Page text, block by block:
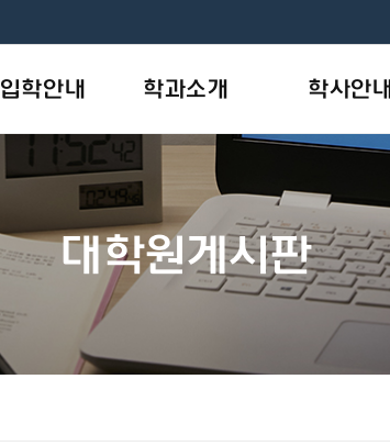
입학안내
입학상담
학과소개
사회복지학과
상담·임상심리학과
AI융합기술학과 new
음악학과 new
- 음악치료 트랙
학사안내
학사일정
학사제도
장학안내
학칙및규정
e-대학원요람
대학원게시판